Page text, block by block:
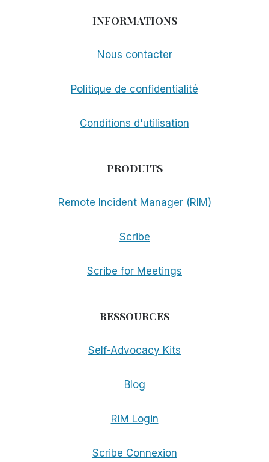
INFORMATIONS
Nous contacter
Politique de confidentialité
Conditions d'utilisation
PRODUITS
Remote Incident Manager (RIM)
Scribe
Scribe for Meetings
RESSOURCES
Self-Advocacy Kits
Blog
RIM Login
Scribe Connexion